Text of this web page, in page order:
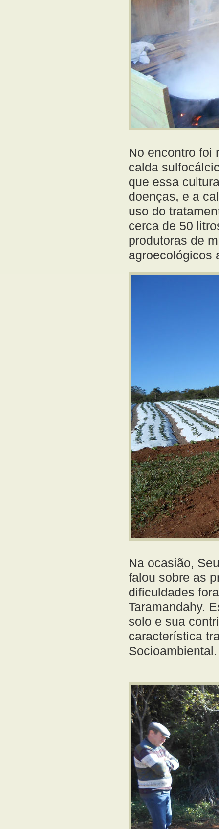
No encontro foi
calda
que essa
doenças, e a
uso do
cerca de 50
produtoras de
agroecológicos
Na ocasião,
falou sobre as
dificuldades
Taramandahy.
solo e sua
característica
Socioambiental.